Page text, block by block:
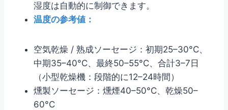
湿度は自動的に制御できます。
温度の参考値：
空気乾燥 / 熟成ソーセージ：初期25–30°C、
中期35–40°C、最終50–55°C、合計3–7日
（小型乾燥機：段階的に12–24時間）
燻製ソーセージ：燻煙40–50°C、乾燥50–
60°C